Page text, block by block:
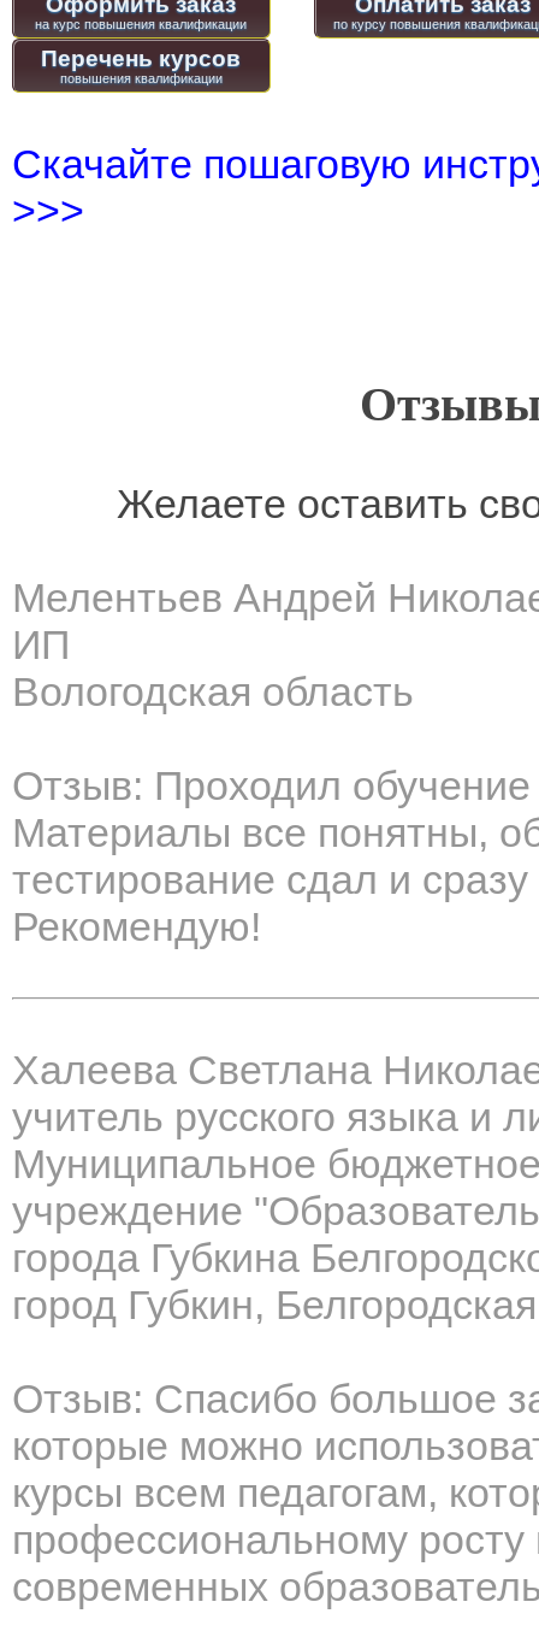
Перечень курсов
повышения квалификации
Скачайте пошаговую
>>>
Желаете оставить
Мелентьев Андрей
ИП
Вологодская область
Отзыв: Проходил
Материалы все понятны,
тестирование сдал и
Рекомендую!
Халеева Светлана
учитель русского языка и
Муниципальное
учреждение
города Губкина
город Губкин,
Отзыв: Спасибо большое
которые можно
курсы всем педагогам,
профессиональному росту
современных